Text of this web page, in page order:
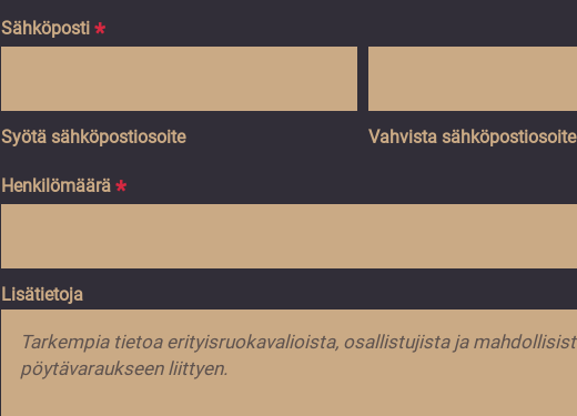
Sähköposti *
Syötä sähköpostiosoite Vahvista sähköpostiosoite
Henkilömäärä *
Lisätietoja